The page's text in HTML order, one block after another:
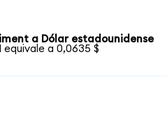
a Dólar estadounidense
equivale a 0,0635 $